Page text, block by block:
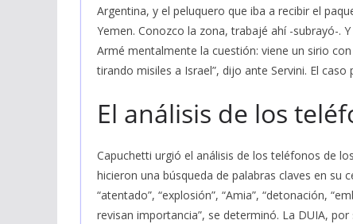
Argentina, y el peluquero que iba a recibir el
Yemen. Conozco la zona, trabajé ahí -subrayó-.
Armé mentalmente la cuestión: viene un sirio
tirando misiles a Israel”, dijo ante Servini. El
El análisis de los
Capuchetti urgió el análisis de los teléfonos de
hicieron una búsqueda de palabras claves en su
“atentado”, “explosión”, “Amia”, “detonación,
revisan importancia”, se determinó. La DUIA,